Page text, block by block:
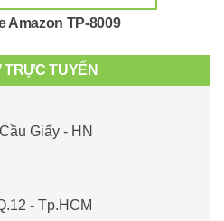
Amazon TP-8009
TRỰC TUYẾN
Giấy - HN
- Tp.HCM